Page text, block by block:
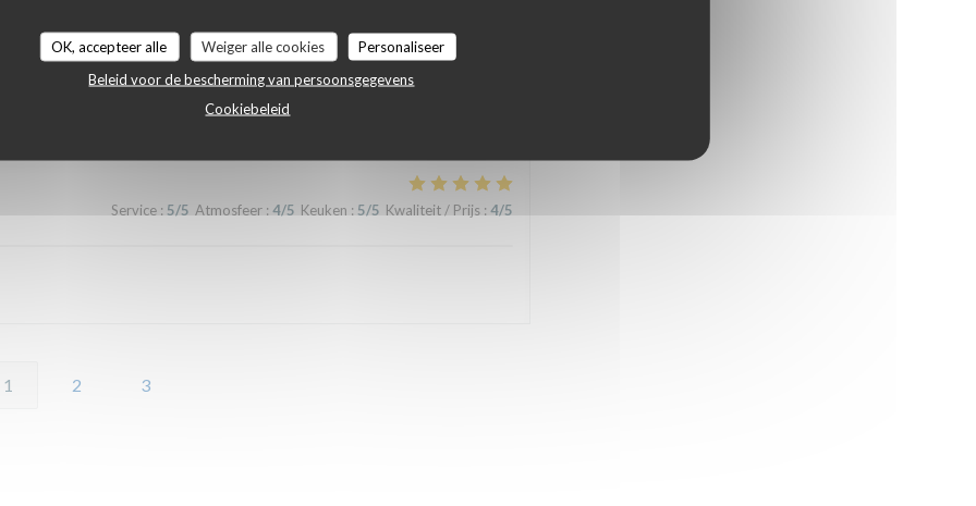
OK, accepteer alle Weiger alle cookies
Personaliseer
Beleid voor de bescherming van persoonsgegevens
Cookiebeleid
Service:4/5 Atmosfeer:4/5 Keuken :5/5 Kwaliteit / Prijs
gouteuses pour les papilles
Service: 5/5 Atmosfeer: 4/5 Keuken : 5/5 Kwaliteit / Prijs: 4/5
1 2 3